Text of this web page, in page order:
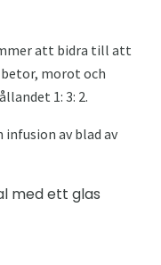
att bidra till att
morot och
1: 3: 2.
av blad av
med ett glas